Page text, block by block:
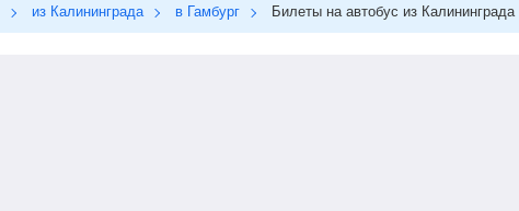
из Калининграда в Гамбург Билеты на автобус из Калининграда